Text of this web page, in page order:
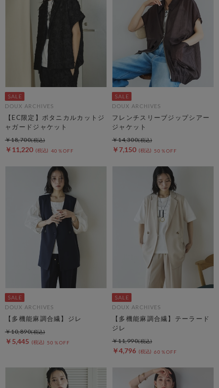
DOUX ARCHIVES
【EC限定】ボタニカルカットジ
ャガードジャケット
￥11,220 40％OFF
￥18,700
DOUX ARCHIVES
フレンチスリーブジップシアー
ジャケット
￥7,150 50％OFF
￥14,300
DOUX ARCHIVES
【多機能麻調合繊】ジレ
￥5,445 50％OFF
￥10,890
DOUX ARCHIVES
【多機能麻調合繊】テーラード
ジレ
￥4,796 60％OFF
￥11,990